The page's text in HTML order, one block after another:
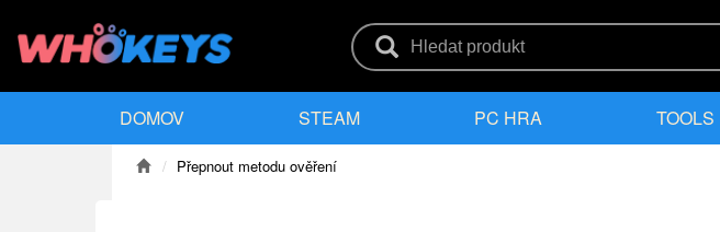
DOMOV STEAM PC HRA TOOLS
Přepnout metodu ověření